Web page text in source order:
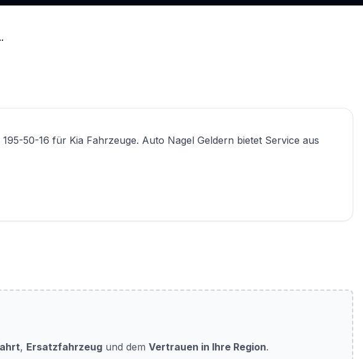
50-16 für Kia Fahrzeuge. Auto Nagel Geldern bietet Service aus
, Ersatzfahrzeug und dem Vertrauen in Ihre Region.